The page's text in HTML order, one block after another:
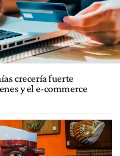
crecería fuerte
y el e-commerce